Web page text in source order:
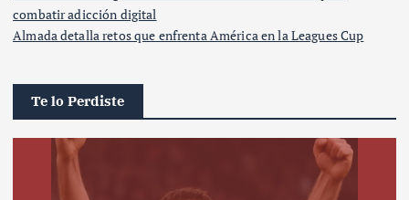
combatir adicción digital
Almada detalla retos que enfrenta América en la Leagues Cup
Te lo Perdiste